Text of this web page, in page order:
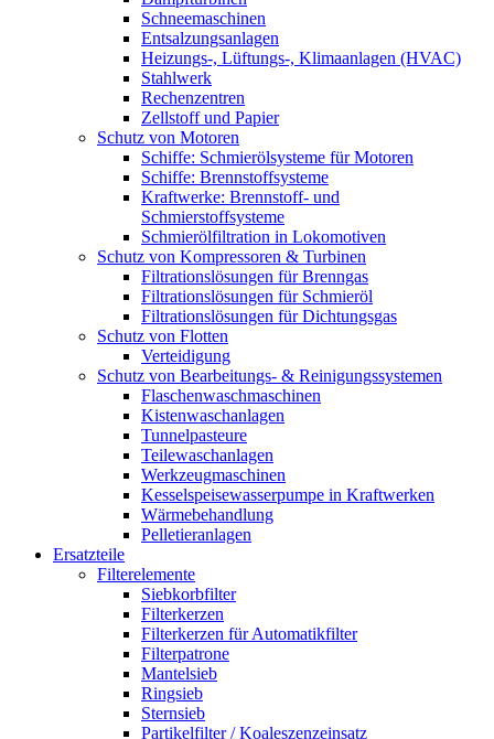
Schneemaschinen
Entsalzungsanlagen
Heizungs-, Lüftungs-, Klimaanlagen (HVAC)
Stahlwerk
Rechenzentren
Zellstoff und Papier
Schutz von Motoren
Schiffe: Schmierölsysteme für Motoren
Schiffe: Brennstoffsysteme
Kraftwerke: Brennstoff- und
Schmierstoffsysteme
Schmierölfiltration in Lokomotiven
Schutz von Kompressoren & Turbinen
Filtrationslösungen für Brenngas
Filtrationslösungen für Schmieröl
Filtrationslösungen für Dichtungsgas
Schutz von Flotten
Verteidigung
Schutz von Bearbeitungs- & Reinigungssystemen
Flaschenwaschmaschinen
Kistenwaschanlagen
Tunnelpasteure
Teilewaschanlagen
Werkzeugmaschinen
Kesselspeisewasserpumpe in Kraftwerken
Wärmebehandlung
Pelletieranlagen
Ersatzteile
Filterelemente
Siebkorbfilter
Filterkerzen
Filterkerzen für Automatikfilter
Filterpatrone
Mantelsieb
Ringsieb
Sternsieb
Partikelfilter / Koaleszenzeinsatz